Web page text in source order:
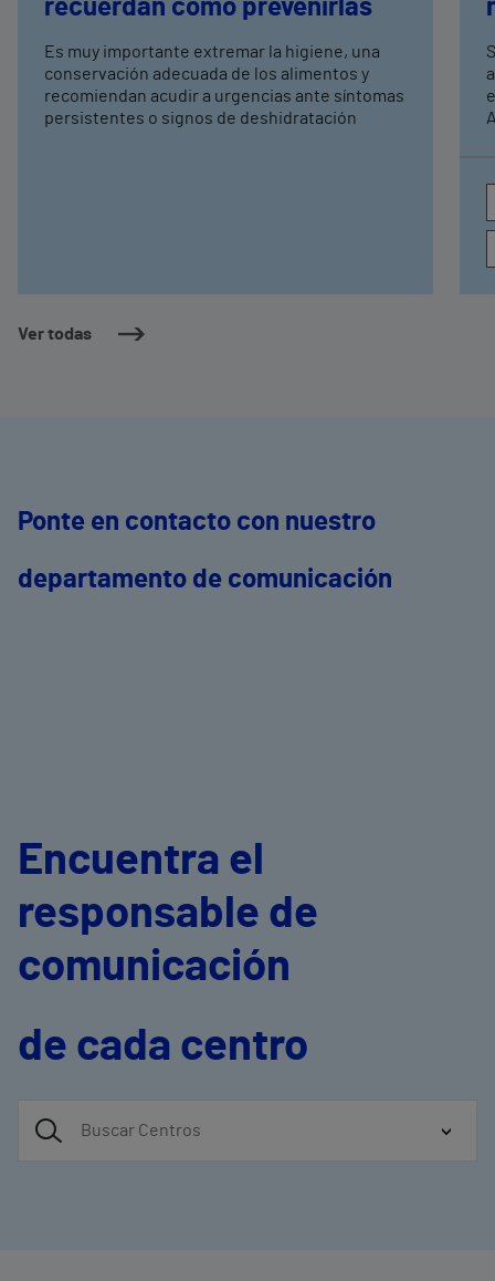
Ver todas
recuerdan cómo prevenirlas
Es muy importante extremar la higiene, una
conservación adecuada de los alimentos y
recomiendan acudir a urgencias ante síntomas
persistentes o signos de deshidratación
Ponte en contacto con nuestro
departamento de comunicación
Encuentra el
responsable de
comunicación
de cada centro